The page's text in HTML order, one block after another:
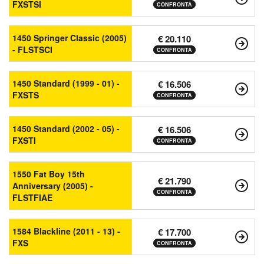
FXSTSI CONFRONTA
1450 Springer Classic (2005)
- FLSTSCI
€ 20.110
CONFRONTA
1450 Standard (1999 - 01) -
FXSTS
€ 16.506
CONFRONTA
1450 Standard (2002 - 05) -
FXSTI
€ 16.506
CONFRONTA
1550 Fat Boy 15th
Anniversary (2005) -
FLSTFIAE
€ 21.790
CONFRONTA
1584 Blackline (2011 - 13) -
FXS
€ 17.700
CONFRONTA